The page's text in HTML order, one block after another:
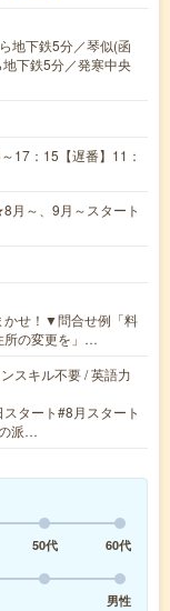
地下鉄5分／琴似(函
下鉄5分／発寒中央
17：15【遅番】11：
月～、9月～スタート
かせ！▼問合せ例「料
所の変更を」…
スキル不要 / 英語力
タート#8月スタート
派…
50代
60代
男性